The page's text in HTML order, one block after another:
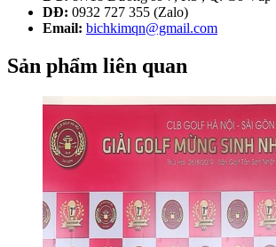
DĐ: 0932 727 355 (Zalo)
Email: bichkimqn@gmail.com
Sản phẩm liên quan